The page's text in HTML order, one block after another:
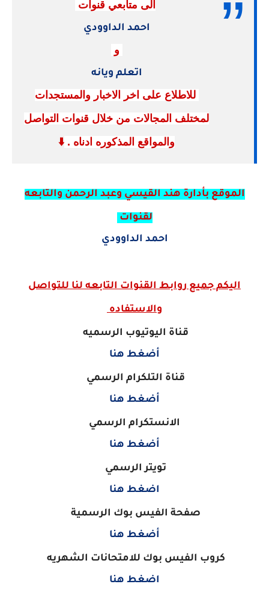
الى متابعي قنوات
احمد الداوودي
و
اتعلم ويانه
للاطلاع على اخر الاخبار والمستجدات
لمختلف المجالات من خلال قنوات التواصل
والمواقع المذكوره ادناه . ⬇️
الموقع بأدارة هند القيسي وعبد الرحمن والتابعه
لقنوات
احمد الداوودي
اليكم جميع روابط القنوات التابعه لنا للتواصل
والاستفاده
قناة اليوتيوب الرسميه
أضغط هنا
قناة التلكرام الرسمي
أضغط هنا
الانستكرام الرسمي
أضغط هنا
تويتر الرسمي
اضغط هنا
صفحة الفيس بوك الرسمية
أضغط هنا
كروب الفيس بوك للامتحانات الشهريه
اضغط هنا